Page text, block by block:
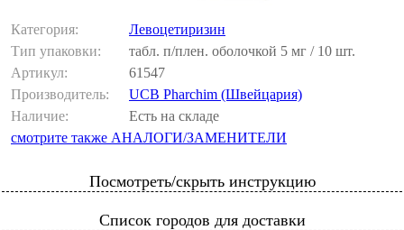
Категория:
Левоцетиризин
Тип упаковки:
табл. п/плен. оболочкой 5 мг / 10 шт.
Артикул:
61547
Производитель:
UCB Pharchim (Швейцария)
Наличие:
Есть на складе
смотрите также АНАЛОГИ/ЗАМЕНИТЕЛИ
Посмотреть/скрыть инструкцию
Список городов для доставки